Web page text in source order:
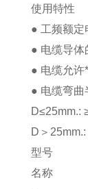
使用特性
● 工频额定
● 电缆导体
● 电缆允许
● 电缆弯曲
D≤25mm.:
D ＞
型号
名称